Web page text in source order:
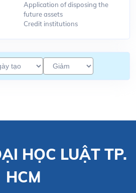
Application of disposing the
future assets
Credit institutions
HỌC LUẬT TP.
HCM